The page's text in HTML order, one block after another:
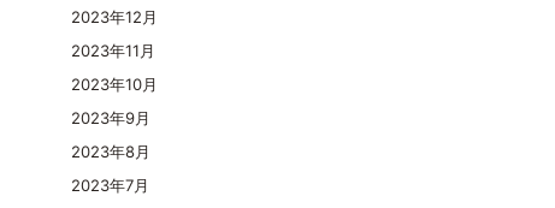
2023年12月
2023年11月
2023年10月
2023年9月
2023年8月
2023年7月